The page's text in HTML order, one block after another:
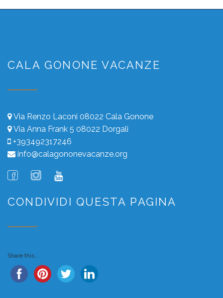
CALA GONONE VACANZE
Via Renzo Laconi 08022 Cala Gonone
Via Anna Frank 5 08022 Dorgali
+393492317246
info@calagononevacanze.org
CONDIVIDI QUESTA PAGINA
Share this...